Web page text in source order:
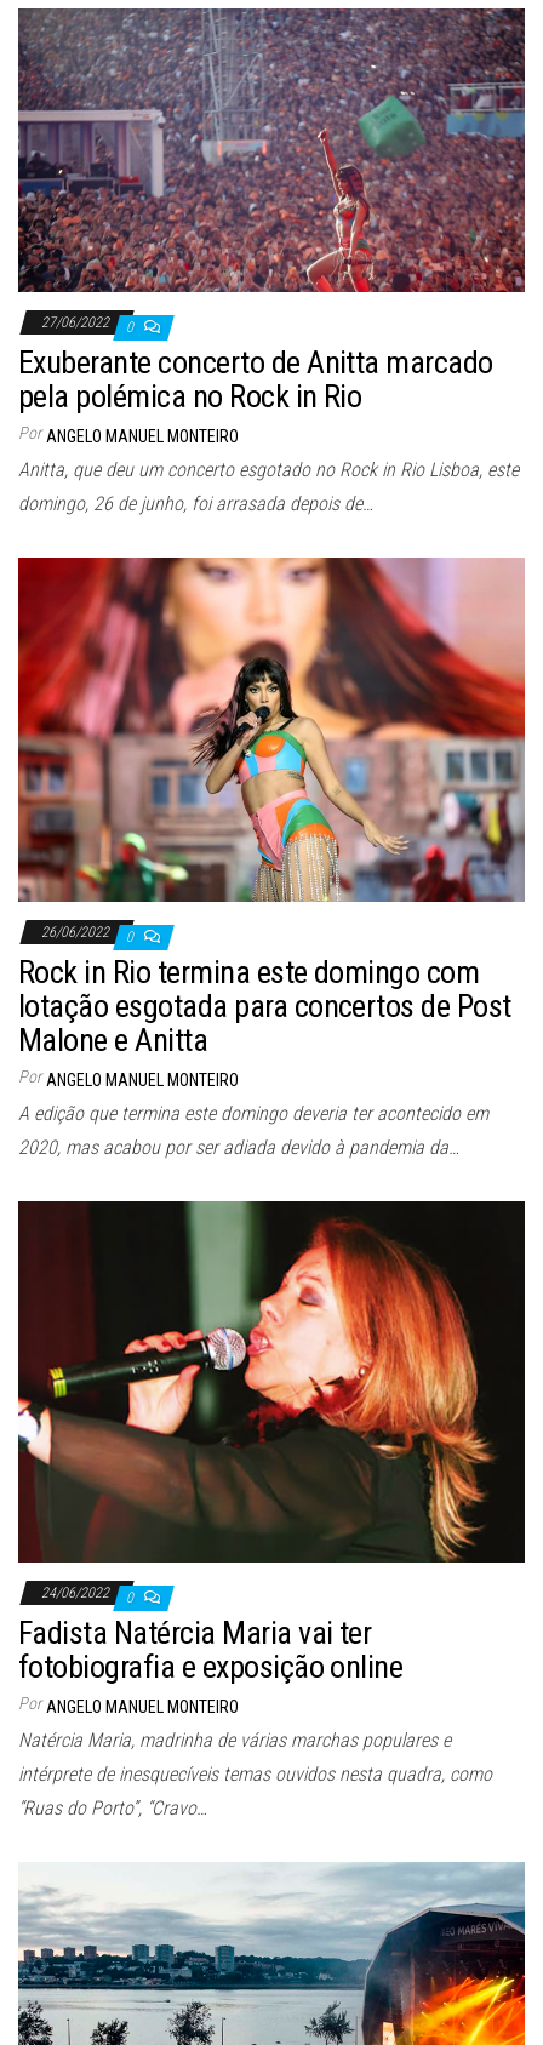
27/06/2022 0
Exuberante concerto de Anitta marcado
pela polémica no Rock in Rio
Por ANGELO MANUEL MONTEIRO
Anitta, que deu um concerto esgotado no Rock in Rio Lisboa, este
domingo, 26 de junho, foi arrasada depois de…
26/06/2022 0
Rock in Rio termina este domingo com
lotação esgotada para concertos de Post
Malone e Anitta
Por ANGELO MANUEL MONTEIRO
A edição que termina este domingo deveria ter acontecido em
2020, mas acabou por ser adiada devido à pandemia da…
24/06/2022 0
Fadista Natércia Maria vai ter
fotobiografia e exposição online
Por ANGELO MANUEL MONTEIRO
Natércia Maria, madrinha de várias marchas populares e
intérprete de inesquecíveis temas ouvidos nesta quadra, como
“Ruas do Porto”, “Cravo…